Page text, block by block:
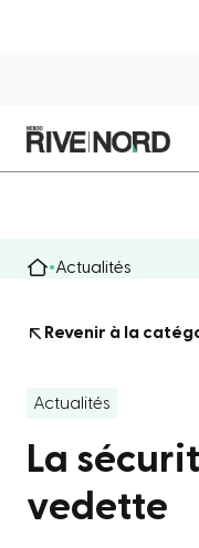
Actualités
Revenir à la
Actualités
La
vedette